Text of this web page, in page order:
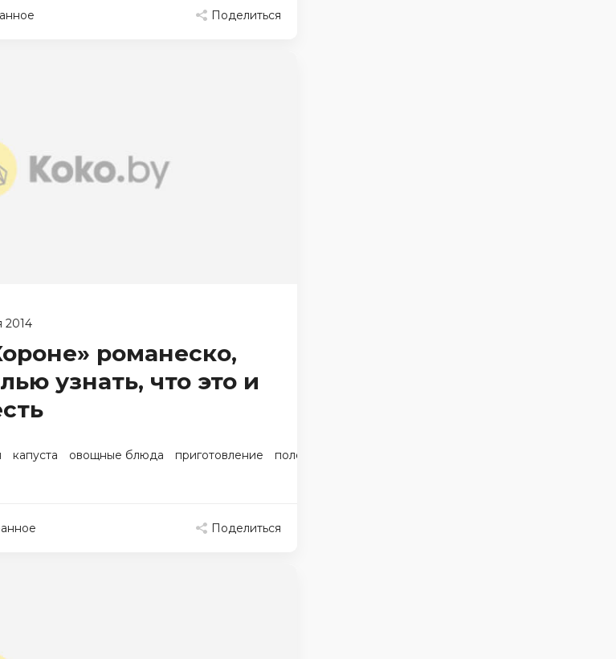
Поделиться
2014
романеско,
узнать, что это и
капуста овощные блюда приготовление полезные продукты
Поделиться